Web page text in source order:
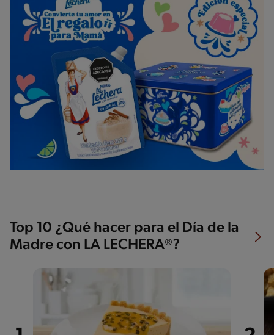
Top 10 ¿Qué hacer para el Día de la
Madre con LA LECHERA®?